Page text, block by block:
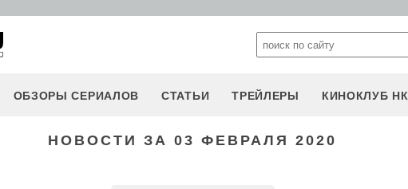
ОБЗОРЫ СЕРИАЛОВ СТАТЬИ ТРЕЙЛЕРЫ КИНОКЛУБ НК
НОВОСТИ ЗА 03 ФЕВРАЛЯ 2020